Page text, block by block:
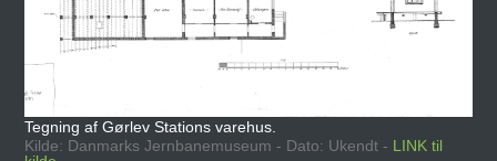
Tegning af Gørlev Stations varehus.
Kilde: Danmarks Jernbanemuseum - Dato: Ukendt - LINK til